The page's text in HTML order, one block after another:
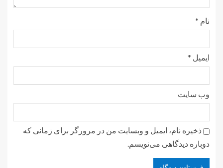
نام *
ایمیل *
وب‌ سایت
ذخیره نام، ایمیل و وبسایت من در مرورگر برای زمانی که
دوباره دیدگاهی می‌نویسم.